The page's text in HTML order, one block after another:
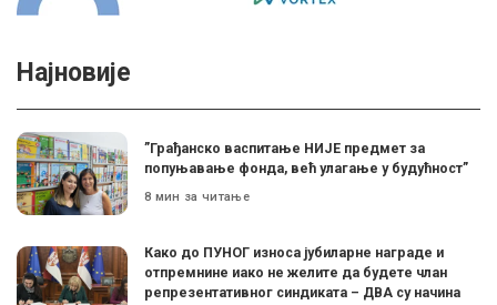
Најновије
”Грађанско васпитање НИЈЕ предмет за
попуњавање фонда, већ улагање у будућност”
8 мин за читање
Како до ПУНОГ износа јубиларне награде и
отпремнине иако не желите да будете члан
репрезентативног синдиката – ДВА су начина